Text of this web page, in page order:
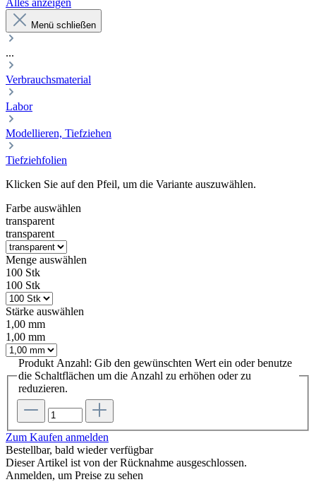
Alles anzeigen
Menü schließen
...
Verbrauchsmaterial
Labor
Modellieren, Tiefziehen
Tiefziehfolien
Klicken Sie auf den Pfeil, um die Variante auszuwählen.
Farbe auswählen
transparent
transparent
Menge auswählen
100 Stk
100 Stk
Stärke auswählen
1,00 mm
1,00 mm
Produkt Anzahl: Gib den gewünschten Wert ein oder benutze
die Schaltflächen um die Anzahl zu erhöhen oder zu
reduzieren.
Zum Kaufen anmelden
Bestellbar, bald wieder verfügbar
Dieser Artikel ist von der Rücknahme ausgeschlossen.
Anmelden, um Preise zu sehen